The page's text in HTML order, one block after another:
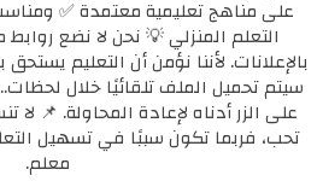
على مناهج تعليمية معتمدة ✅
التعلم المنزلي 💡 نحن لا نضع
بالإعلانات. لأننا نؤمن أن التعليم
سيتم تحميل الملف تلقائيًا خلال
على الزر أدناه لإعادة المحاولة. 📌
تحب، فربما تكون سببًا في تسهيل
معلم.